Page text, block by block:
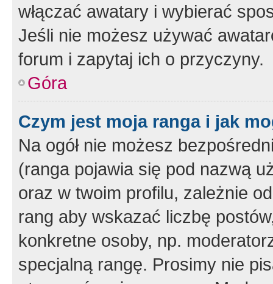
włączać awatary i wybierać
Jeśli nie możesz używać
forum i zapytaj ich o przyczyny.
Góra
Czym jest moja ranga i jak
Na ogół nie możesz
(ranga pojawia się pod nazwą
oraz w twoim profilu, zależnie
rang aby wskazać liczbę
konkretne osoby, np.
specjalną rangę. Prosimy nie